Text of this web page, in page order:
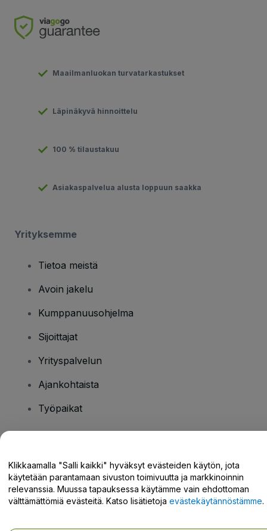
Maailmanluokan turvatarkastukset
Läpinäkyvä hinnoittelu
100 % tilaustakuu
Asiakaspalvelua alusta loppuun saakka
Yrityksemme
Tietoa meistä
Avoin jakelu
Kumppanuusohjelma
Sijoittajat
Yrityspalvelun
Ajankohtaista
Työpaikat
Tukikeskus / Ota meihin yhteyttä
Klikkaamalla "Salli kaikki" hyväksyt evästeiden käytön, jota
käytetään parantamaan sivuston toimivuutta ja markkinoinnin
relevanssia. Muussa tapauksessa käytämme vain ehdottoman
välttämättömiä evästeitä. Katso lisätietoja evästekäytännöstämme.